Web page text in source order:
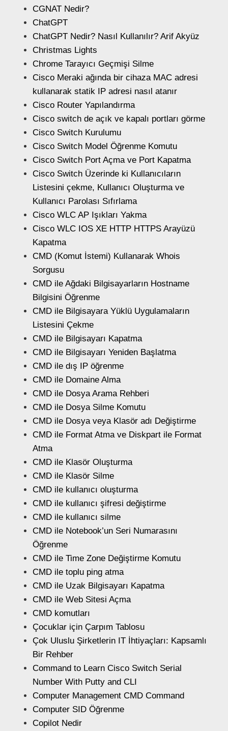
CGNAT Nedir?
ChatGPT
ChatGPT Nedir? Nasıl Kullanılır? Arif Akyüz
Christmas Lights
Chrome Tarayıcı Geçmişi Silme
Cisco Meraki ağında bir cihaza MAC adresi
kullanarak statik IP adresi nasıl atanır
Cisco Router Yapılandırma
Cisco switch de açık ve kapalı portları görme
Cisco Switch Kurulumu
Cisco Switch Model Öğrenme Komutu
Cisco Switch Port Açma ve Port Kapatma
Cisco Switch Üzerinde ki Kullanıcıların
Listesini çekme, Kullanıcı Oluşturma ve
Kullanıcı Parolası Sıfırlama
Cisco WLC AP Işıkları Yakma
Cisco WLC IOS XE HTTP HTTPS Arayüzü
Kapatma
CMD (Komut İstemi) Kullanarak Whois
Sorgusu
CMD ile Ağdaki Bilgisayarların Hostname
Bilgisini Öğrenme
CMD ile Bilgisayara Yüklü Uygulamaların
Listesini Çekme
CMD ile Bilgisayarı Kapatma
CMD ile Bilgisayarı Yeniden Başlatma
CMD ile dış IP öğrenme
CMD ile Domaine Alma
CMD ile Dosya Arama Rehberi
CMD ile Dosya Silme Komutu
CMD ile Dosya veya Klasör adı Değiştirme
CMD ile Format Atma ve Diskpart ile Format
Atma
CMD ile Klasör Oluşturma
CMD ile Klasör Silme
CMD ile kullanıcı oluşturma
CMD ile kullanıcı şifresi değiştirme
CMD ile kullanıcı silme
CMD ile Notebook’un Seri Numarasını
Öğrenme
CMD ile Time Zone Değiştirme Komutu
CMD ile toplu ping atma
CMD ile Uzak Bilgisayarı Kapatma
CMD ile Web Sitesi Açma
CMD komutları
Çocuklar için Çarpım Tablosu
Çok Uluslu Şirketlerin IT İhtiyaçları: Kapsamlı
Bir Rehber
Command to Learn Cisco Switch Serial
Number With Putty and CLI
Computer Management CMD Command
Computer SID Öğrenme
Copilot Nedir